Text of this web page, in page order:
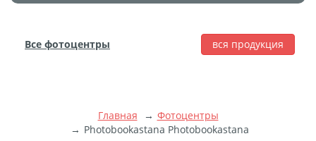
Все фотоцентры
Широкоформатная
вся продукция
Главная
Фотоцентры
Photobookastana Photobookastana